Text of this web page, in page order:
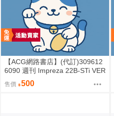
【ACG網路書店】(代訂)309612
6090 週刊 Impreza 22B-STi VER
SION をつくる (3)
售價 500